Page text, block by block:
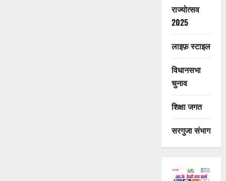
राज्योत्सव
2025
लाइफ़ स्टाइल
विधानसभा
चुनाव
शिक्षा जगत
सरगुजा संभाग